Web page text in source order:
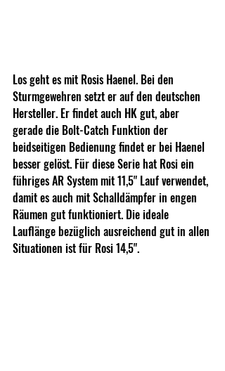
Los geht es mit Rosis Haenel. Bei den
Sturmgewehren setzt er auf den deutschen
Hersteller. Er findet auch HK gut, aber
gerade die Bolt-Catch Funktion der
beidseitigen Bedienung findet er bei Haenel
besser gelöst. Für diese Serie hat Rosi ein
führiges AR System mit 11,5" Lauf verwendet,
damit es auch mit Schalldämpfer in engen
Räumen gut funktioniert. Die ideale
Lauflänge bezüglich ausreichend gut in allen
Situationen ist für Rosi 14,5".